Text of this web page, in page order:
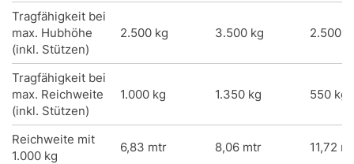
Tragfähigkeit bei
max. Hubhöhe
(inkl. Stützen)
2.500 kg 3.500 kg 2.500
Tragfähigkeit bei
max. Reichweite
(inkl. Stützen)
1.000 kg 1.350 kg 550 kg
Reichweite mit
1.000 kg
6,83 mtr 8,06 mtr 11,72